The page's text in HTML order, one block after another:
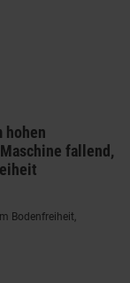
hohen
fallend,
Bodenfreiheit,